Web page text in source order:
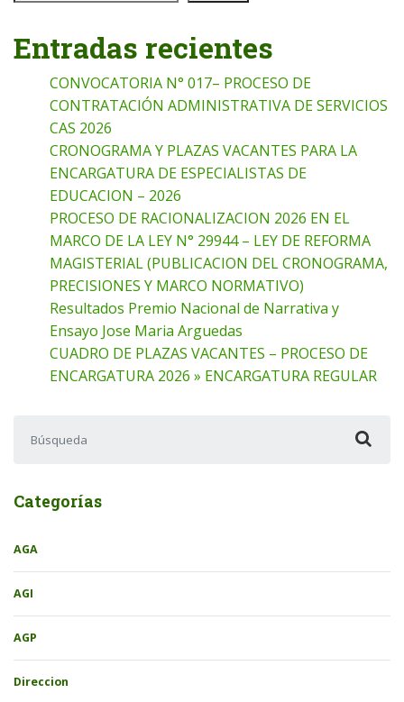
Entradas recientes
CONVOCATORIA N° 017– PROCESO DE
CONTRATACIÓN ADMINISTRATIVA DE SERVICIOS
CAS 2026
CRONOGRAMA Y PLAZAS VACANTES PARA LA
ENCARGATURA DE ESPECIALISTAS DE
EDUCACION – 2026
PROCESO DE RACIONALIZACION 2026 EN EL
MARCO DE LA LEY N° 29944 – LEY DE REFORMA
MAGISTERIAL (PUBLICACION DEL CRONOGRAMA,
PRECISIONES Y MARCO NORMATIVO)
Resultados Premio Nacional de Narrativa y
Ensayo Jose Maria Arguedas
CUADRO DE PLAZAS VACANTES – PROCESO DE
ENCARGATURA 2026 » ENCARGATURA REGULAR
Categorías
AGA
AGI
AGP
Direccion